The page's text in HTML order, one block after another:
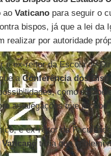
ao Vaticanopara seguir o
bispos, já que a lei da
realizar por autoridade
e ex-reitor da Escola de
aConferência dos
como
as alegações que recebe.
e ex-reitor da
Vaticanoteria que